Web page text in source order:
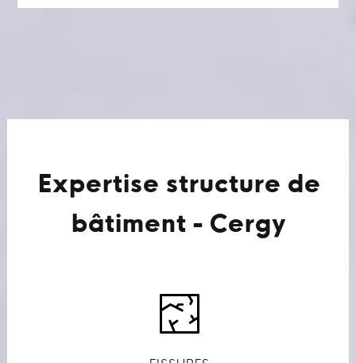
Expertise structure de
bâtiment - Cergy